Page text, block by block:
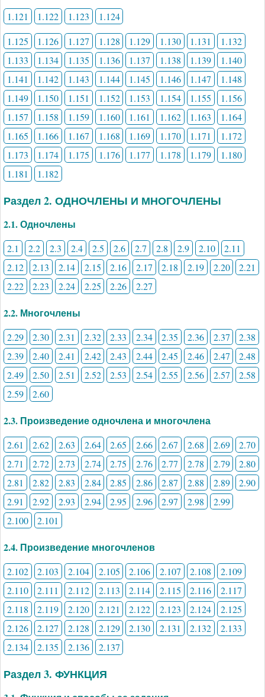
1.121 1.122 1.123
1.124
1.125
1.126 1.127 1.128 1.129 1.130 1.131
1.132
1.133
1.134 1.135 1.136 1.137 1.138 1.139
1.140
1.141
1.142 1.143 1.144 1.145 1.146 1.147
1.148
1.149
1.150 1.151 1.152 1.153 1.154 1.155
1.156
1.157
1.158 1.159 1.160 1.161 1.162 1.163
1.164
1.165
1.166 1.167 1.168 1.169 1.170 1.171
1.172
1.173
1.174 1.175 1.176 1.177 1.178 1.179
1.180
1.181
1.182
Раздел 2. ОДНОЧЛЕНЫ И МНОГОЧЛЕНЫ
2.1. Одночлены
2.1 2.2 2.3 2.4 2.5 2.6 2.7 2.8 2.9 2.10
2.11
2.12
2.13 2.14 2.15 2.16 2.17 2.18 2.19 2.20
2.21
2.22
2.23 2.24 2.25 2.26 2.27
2.2. Многочлены
2.29 2.30 2.31 2.32 2.33 2.34 2.35 2.36 2.37
2.38
2.39
2.40 2.41 2.42 2.43 2.44 2.45 2.46 2.47
2.48
2.49
2.50 2.51 2.52 2.53 2.54 2.55 2.56 2.57
2.58
2.59
2.60
2.3. Произведение одночлена и многочлена
2.61 2.62 2.63 2.64 2.65 2.66 2.67 2.68 2.69
2.70
2.71
2.72 2.73 2.74 2.75 2.76 2.77 2.78 2.79
2.80
2.81
2.82 2.83 2.84 2.85 2.86 2.87 2.88 2.89
2.90
2.91
2.92 2.93 2.94 2.95 2.96 2.97 2.98
2.99
2.100
2.101
2.4. Произведение многочленов
2.102 2.103 2.104 2.105 2.106 2.107 2.108
2.109
2.110
2.111 2.112 2.113 2.114 2.115 2.116
2.117
2.118
2.119 2.120 2.121 2.122 2.123 2.124
2.125
2.126
2.127 2.128 2.129 2.130 2.131 2.132
2.133
2.134
2.135 2.136 2.137
Раздел 3. ФУНКЦИЯ